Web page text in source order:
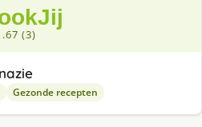
(3)
Gezonde recepten